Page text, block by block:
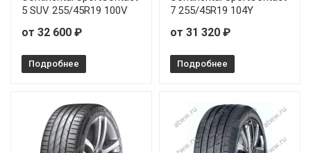
5 SUV 255/45R19 100V
от 32 600 ₽
Подробнее
7 255/45R19 104Y
от 31 320 ₽
Подробнее